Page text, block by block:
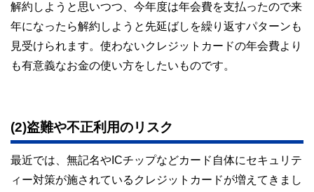
解約しようと思いつつ、今年度は年会費を支払ったので来
年になったら解約しようと先延ばしを繰り返すパターンも
見受けられます。使わないクレジットカードの年会費より
も有意義なお金の使い方をしたいものです。
(2)盗難や不正利用のリスク
最近では、無記名やICチップなどカード自体にセキュリテ
ィー対策が施されているクレジットカードが増えてきまし